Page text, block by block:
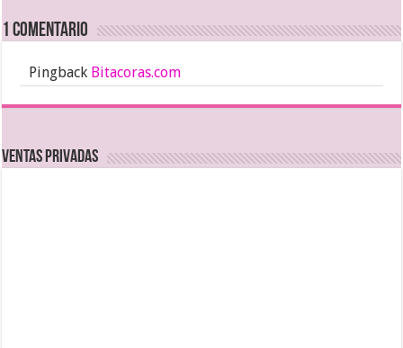
1 comentario
Pingback Bitacoras.com
Ventas Privadas